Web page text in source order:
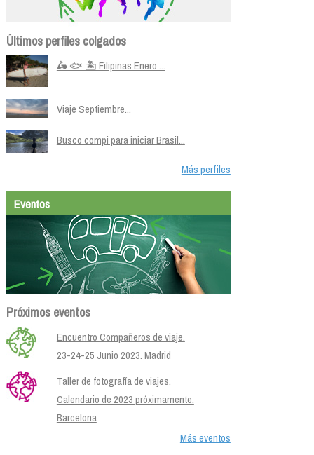
Últimos perfiles colgados
🛵 🐟 🏝️ Filipinas Enero ...
Viaje Septiembre...
Busco compi para iniciar Brasil...
Más perfiles
Eventos
Próximos eventos
Encuentro Compañeros de viaje.
23-24-25 Junio 2023. Madrid
Taller de fotografía de viajes.
Calendario de 2023 próximamente.
Barcelona
Más eventos